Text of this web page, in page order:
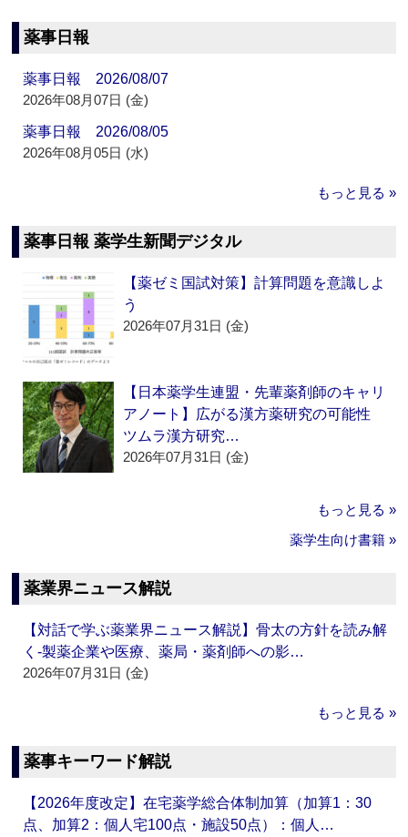
薬事日報
薬事日報 2026/08/07
2026年08月07日 (金)
薬事日報 2026/08/05
2026年08月05日 (水)
もっと見る »
薬事日報 薬学生新聞デジタル
【薬ゼミ国試対策】計算問題を意識しよ
う
2026年07月31日 (金)
【日本薬学生連盟・先輩薬剤師のキャリ
アノート】広がる漢方薬研究の可能性
ツムラ漢方研究…
2026年07月31日 (金)
もっと見る »
薬学生向け書籍 »
薬業界ニュース解説
【対話で学ぶ薬業界ニュース解説】骨太の方針を読み解
く‐製薬企業や医療、薬局・薬剤師への影…
2026年07月31日 (金)
もっと見る »
薬事キーワード解説
【2026年度改定】在宅薬学総合体制加算（加算1：30
点、加算2：個人宅100点・施設50点）：個人…